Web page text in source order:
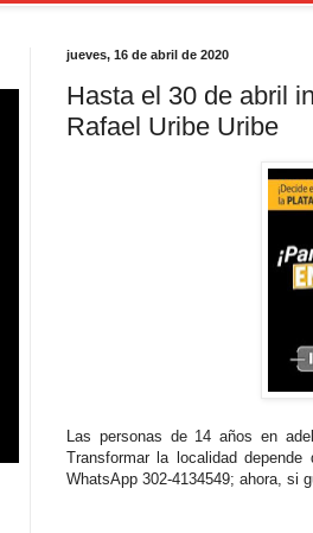
jueves, 16 de abril de 2020
Hasta el 30 de abril
Rafael Uribe Uribe
Las personas de 14 años en
Transformar la localidad
WhatsApp 302-4134549; ahora, si